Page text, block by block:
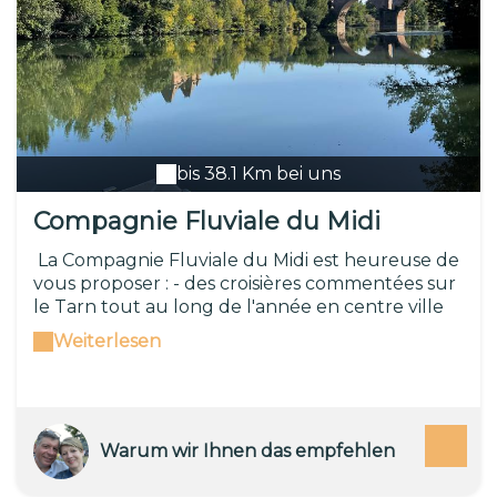
bis 38.1 Km bei uns
Compagnie Fluviale du Midi
La Compagnie Fluviale du Midi est heureuse de
vous proposer : - des croisières commentées sur
le Tarn tout au long de l'année en centre ville
de Montauban à bord de nos bateaux solaires -
des hébergements insolites à bord de la
la péniche Péniche Hôtel Gaïa de la demi-
journée à la semaine sur le Canal de Garonne
Nous fonctionnons tous les jours pendant les
Weiterlesen
Warum wir Ihnen das empfehlen